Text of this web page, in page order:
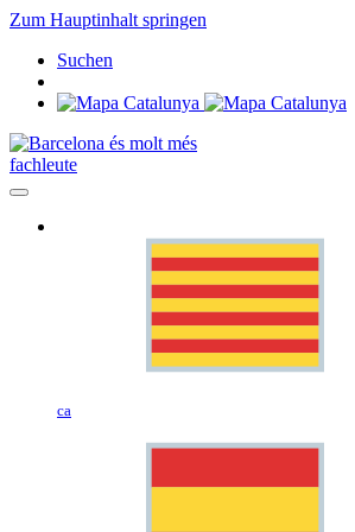
Zum Hauptinhalt springen
Suchen
fachleute
ca